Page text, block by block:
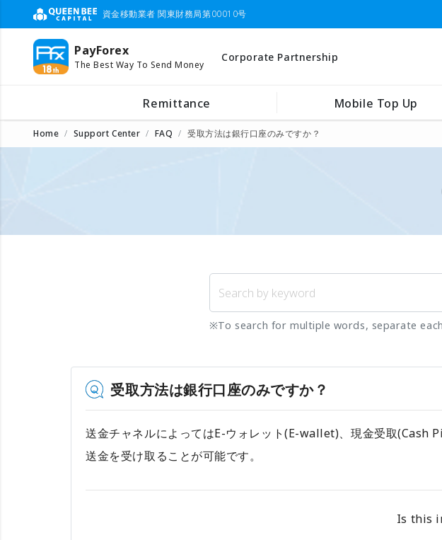
資金移動業者 関東財務局第00010号
PayForex
The Best Way To Send Money
Corporate Partnership
Remittance Mobile Top Up
Home Support Center FAQ 受取方法は銀行口座のみですか？
※To search for multiple words, separate
受取方法は銀行口座のみですか？
送金チャネルによってはE-ウォレット(E-wallet)、現金受取(Cash
送金を受け取ることが可能です。
Is this